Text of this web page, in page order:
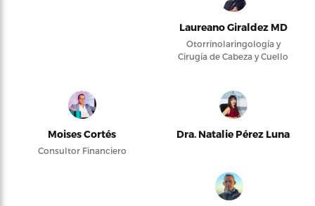
Laureano Giraldez MD
Otorrinolaringología y
Cirugía de Cabeza y Cuello
Moises Cortés
Consultor Financiero
Dra. Natalie Pérez Luna